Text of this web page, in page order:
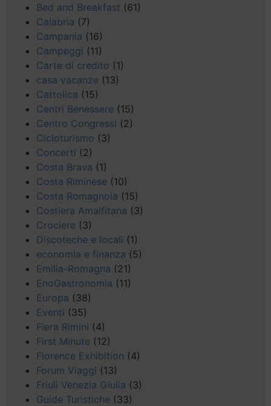
Bed and Breakfast (61)
Calabria (7)
Campania (16)
Campeggi (11)
Carte di credito (1)
casa vacanze (13)
Cattolica (15)
Centri Benessere (15)
Centro Congressi (2)
Cicloturismo (3)
Concerti (2)
Costa Brava (1)
Costa Riminese (10)
Costa Romagnola (15)
Costiera Amalfitana (3)
Crociere (3)
Discoteche e locali (1)
economia e finanza (5)
Emilia-Romagna (21)
EnoGastronomia (11)
Europa (38)
Eventi (35)
Fiera Rimini (4)
First Minute (12)
Florence Exhibition (4)
Forum Viaggi (13)
Friuli Venezia Giulia (3)
Guide Turistiche (33)